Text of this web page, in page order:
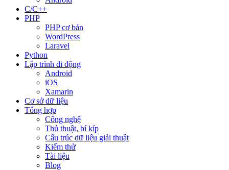
C/C++
PHP
PHP cơ bản
WordPress
Laravel
Python
Lập trình di động
Android
iOS
Xamarin
Cơ sở dữ liệu
Tổng hợp
Công nghệ
Thủ thuật, bí kíp
Cấu trúc dữ liệu giải thuật
Kiểm thử
Tài liệu
Blog